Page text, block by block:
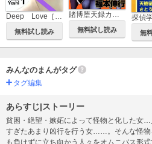
Deep Love［REAL]
無料試し読み
賭博堕天録カイジ 24億脱出編
無料試し読み
探偵
無
みんなのまんがタグ
タグ編集
あらすじ|ストーリー
貧困・絶望・嫉妬によって怪物と化した女
すぎたあまり凶行を行う女……。そんな怪物
も負けずに立ち向かう人々をオムニバス形